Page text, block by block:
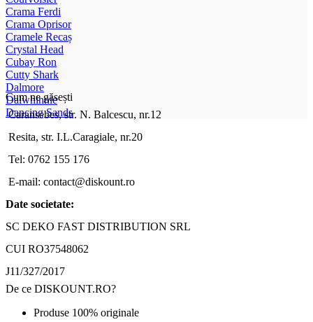
Crama Ferdi
Crama Oprisor
Cramele Recaș
Crystal Head
Cubay Ron
Cutty Shark
Dalmore
Dalwhinnie
Dancing Sands
Cum ne găsești
Caransebes, str. N. Balcescu, nr.12
Resita, str. I.L.Caragiale, nr.20
Tel: 0762 155 176
E-mail: contact@diskount.ro
Date societate:
SC DEKO FAST DISTRIBUTION SRL
CUI RO37548062
J11/327/2017
De ce DISKOUNT.RO?
Produse 100% originale